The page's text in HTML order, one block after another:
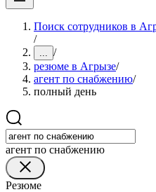
Поиск сотрудников в
/
... /
резюме в Агрызе/
агент по снабжению/
полный день
агент по снабжению
Резюме